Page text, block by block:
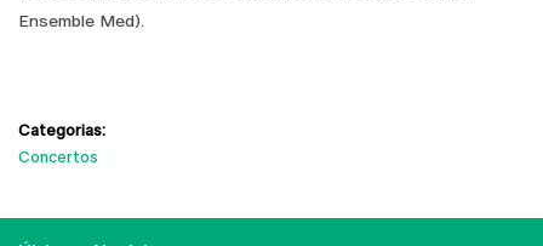
Ensemble Med).
Categorias:
Concertos